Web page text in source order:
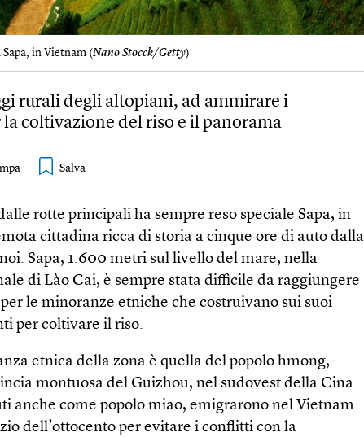
in Vietnam (Nano Stocck/Getty)
rurali degli altopiani, ad ammirare i
coltivazione del riso e il panorama
rotte principali ha sempre reso speciale Sapa, in
cittadina ricca di storia a cinque ore di auto dalla
Sapa, 1.600 metri sul livello del mare, nella
di Lào Cai, è sempre stata difficile da raggiungere
le minoranze etniche che costruivano sui suoi
per coltivare il riso.
etnica della zona è quella del popolo hmong,
montuosa del Guizhou, nel sudovest della Cina.
anche come popolo miao, emigrarono nel Vietnam
dell’ottocento per evitare i conflitti con la